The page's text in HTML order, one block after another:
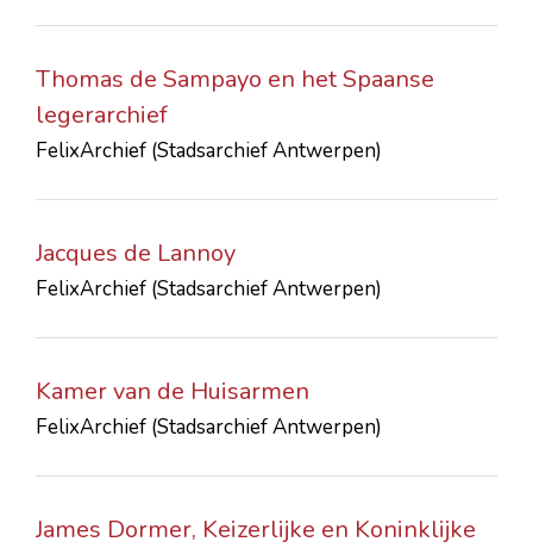
Thomas de Sampayo en het Spaanse
legerarchief
FelixArchief (Stadsarchief Antwerpen)
Jacques de Lannoy
FelixArchief (Stadsarchief Antwerpen)
Kamer van de Huisarmen
FelixArchief (Stadsarchief Antwerpen)
James Dormer, Keizerlijke en Koninklijke